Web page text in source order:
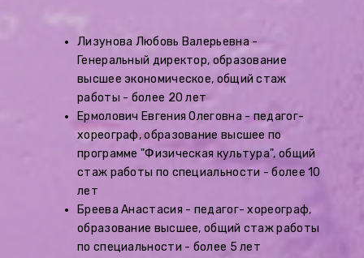
Лизунова Любовь Валерьевна -
Генеральный директор, образование
высшее экономическое, общий стаж
работы - более 20 лет
Ермолович Евгения Олеговна - педагог-
хореограф, образование высшее по
программе "Физическая культура", общий
стаж работы по специальности - более 10
лет
Бреева Анастасия - педагог- хореограф,
образование высшее, общий стаж работы
по специальности - более 5 лет